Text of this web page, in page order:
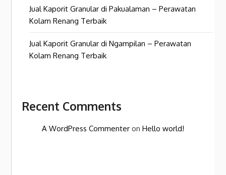
Jual Kaporit Granular di Pakualaman – Perawatan
Kolam Renang Terbaik
Jual Kaporit Granular di Ngampilan – Perawatan
Kolam Renang Terbaik
Recent Comments
A WordPress Commenter onHello world!